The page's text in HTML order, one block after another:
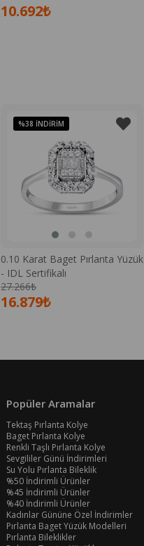
10.692₺
0.10 Karat Baget Pırlanta Yüzük
- IDL Sertifikalı
16.879₺
27.266₺
%38 İNDIRIM
Popüler Aramalar
Tektaş Pırlanta Kolye
Baget Pırlanta Kolye
Renkli Taşlı Pırlanta Kolye
Sevgililer Günü İndirimleri
Su Yolu Pırlanta Bileklik
%50 İndirimli Ürünler
%45 İndirimli Ürünler
%40 İndirimli Ürünler
Kadınlar Gününe Özel İndirimler
Pırlanta Baget Yüzük Modelleri
Pırlanta Bileklikler